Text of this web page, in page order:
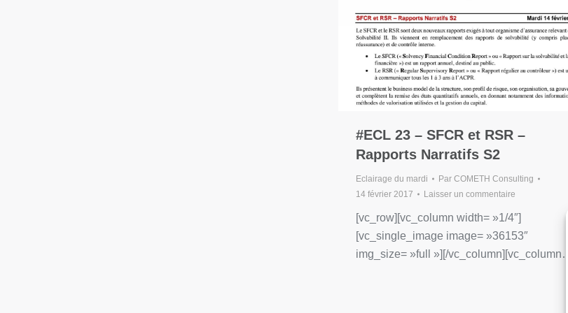
#ECL 23 – SFCR et RSR –
Rapports Narratifs S2
Eclairage du mardi Par COMETH Consulting
14 février 2017
Laisser un commentaire
[vc_row][vc_column width= »1/4″]
[vc_single_image image= »36153″
img_size= »full »][/vc_column][vc_column…